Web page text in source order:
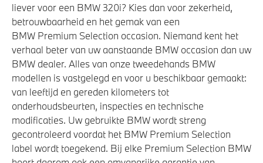
liever voor een BMW 320i? Kies dan voor zekerheid,
betrouwbaarheid en het gemak van een
BMW Premium Selection occasion. Niemand kent het
verhaal beter van uw aanstaande BMW occasion dan uw
BMW dealer. Alles van onze tweedehands BMW
modellen is vastgelegd en voor u beschikbaar gemaakt:
van leeftijd en gereden kilometers tot
onderhoudsbeurten, inspecties en technische
modificaties. Uw gebruikte BMW wordt streng
gecontroleerd voordat het BMW Premium Selection
label wordt toegekend. Bij elke Premium Selection BMW